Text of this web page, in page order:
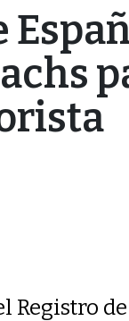
Registro de